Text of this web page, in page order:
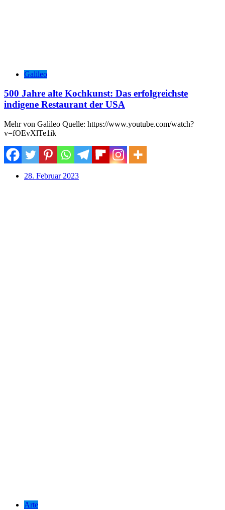
Galileo
500 Jahre alte Kochkunst: Das erfolgreichste
indigene Restaurant der USA
Mehr von Galileo Quelle: https://www.youtube.com/watch?
v=fOEvXlTe1ik
28. Februar 2023
Arte